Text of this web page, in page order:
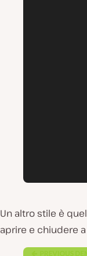
Un altro stile è
aprire e chiudere